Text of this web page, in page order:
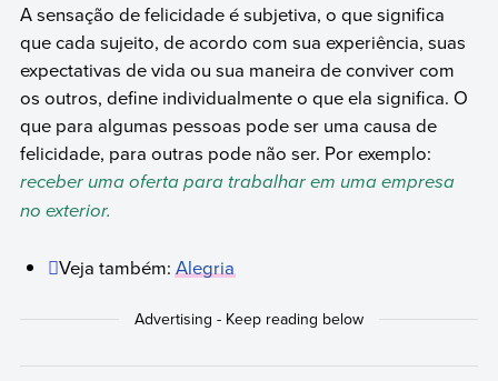
A sensação de felicidade é subjetiva, o que significa
que cada sujeito, de acordo com sua experiência, suas
expectativas de vida ou sua maneira de conviver com
os outros, define individualmente o que ela significa. O
que para algumas pessoas pode ser uma causa de
felicidade, para outras pode não ser. Por exemplo:
receber uma oferta para trabalhar em uma empresa
no exterior.
Veja também:Alegria